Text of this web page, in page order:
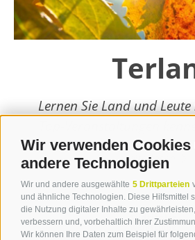
Wir verwenden Cookies
andere Technologien
Wir und andere ausgewählte 5 Drittparteien
und ähnliche Technologien. Diese Hilfsmittel
die Nutzung digitaler Inhalte zu
verbessern und, vorbehaltlich Ihrer
Wir können Ihre Daten zum Beispiel für
Lernen Sie Land und
weiterlesen